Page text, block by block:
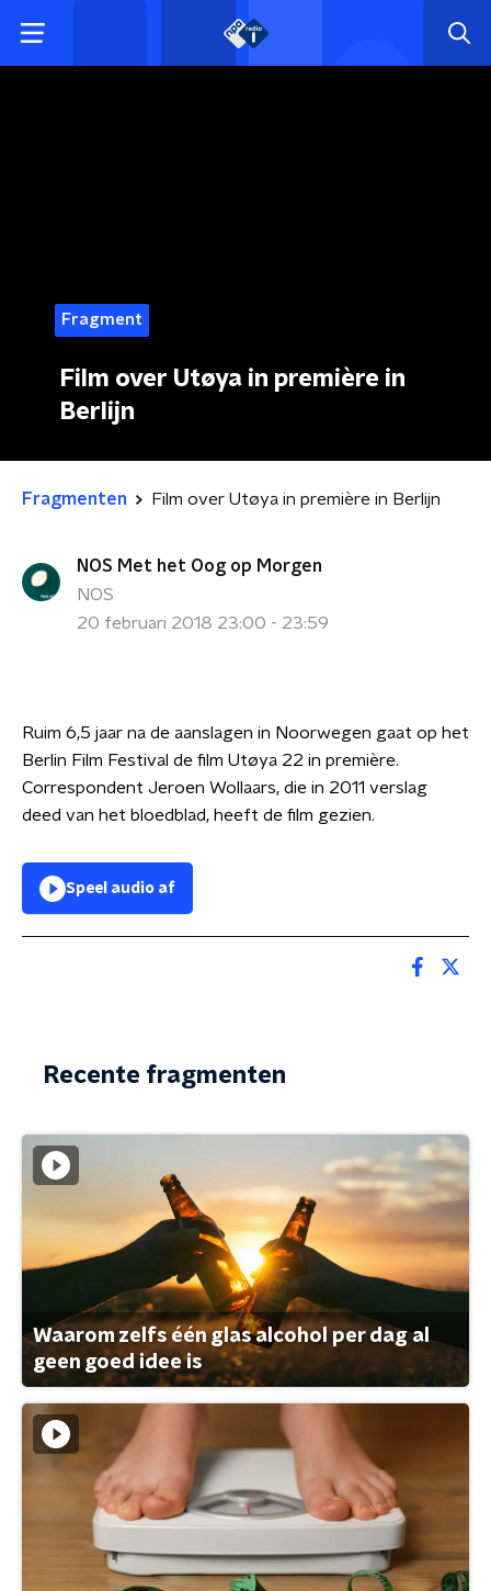
Fragment
Film over Utøya in première in
Berlijn
Fragmenten Film over Utøya in première in Berlijn
NOS Met het Oog op Morgen
NOS
20 februari 2018 23:00 - 23:59
Ruim 6,5 jaar na de aanslagen in Noorwegen gaat op het
Berlin Film Festival de film Utøya 22 in première.
Correspondent Jeroen Wollaars, die in 2011 verslag
deed van het bloedblad, heeft de film gezien.
Speel audio af
Recente fragmenten
Waarom zelfs één glas alcohol per dag al
geen goed idee is